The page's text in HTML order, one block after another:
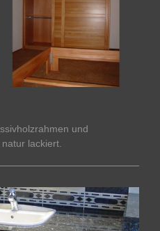
und
lackiert.